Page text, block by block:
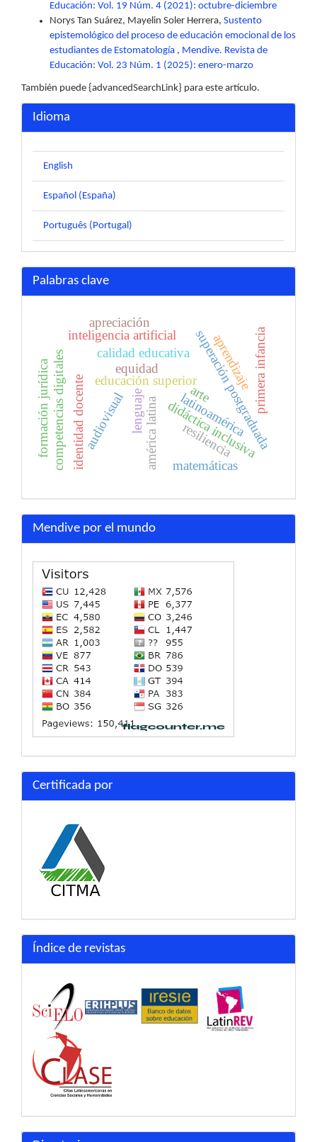
Educación: Vol. 19 Núm. 4 (2021): octubre-diciembre
Norys Tan Suárez, Mayelin Soler Herrera, Sustento
epistemológico del proceso de educación emocional de los
estudiantes de Estomatología , Mendive. Revista de
Educación: Vol. 23 Núm. 1 (2025): enero-marzo
También puede {advancedSearchLink} para este artículo.
Idioma
English
Español (España)
Português (Portugal)
Palabras clave
didáctica inclusiva
educación superior
américa latina
equidad
resiliencia
superación postgraduada
calidad educativa
identidad docente latinoamérica
competencias digitales
formación jurídica
inteligencia artificial
lenguaje primera infancia
arte
apreciación
audiovisual
matemáticas
aprendizaje
Mendive por el mundo
Certificada por
Índice de revistas